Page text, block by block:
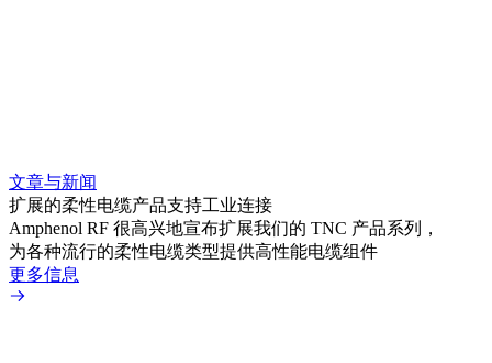
文章与新闻
扩展的柔性电缆产品支持工业连接
Amphenol RF 很高兴地宣布扩展我们的 TNC 产品系列，
为各种流行的柔性电缆类型提供高性能电缆组件
更多信息